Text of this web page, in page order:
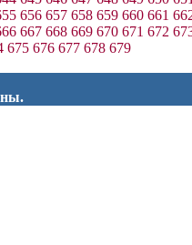
656 657 658 659 660 661
667 668 669 670 671 672
675 676 677 678 679